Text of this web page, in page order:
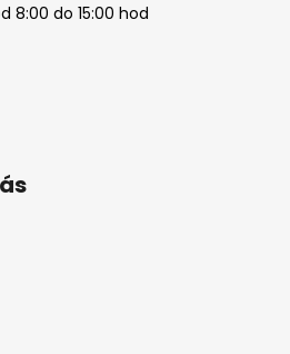
8:00 do 15:00 hod